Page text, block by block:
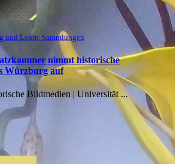
und Lehre, Sammlungen
nimmt historische
Würzburg auf
Bildmedien | Universität ...